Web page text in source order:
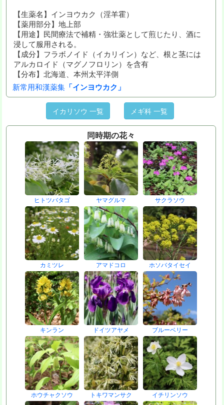
【生薬名】インヨウカク（淫羊霍）
【薬用部分】地上部
【用途】民間療法で補精・強壮薬として煎じたり、酒に
浸して服用される。
【成分】フラボノイド（イカリイン）など、根と茎には
アルカロイド（マグノフロリン）を含有
【分布】北海道、本州太平洋側
新常用和漢薬集 「インヨウカク」
イカリソウ 一覧 メギ科 一覧
同時期の花々
ヒトツバタゴ ヤマグルマ サクラソウ
カミツレ アマドコロ ホソバタイセイ
キンラン ドイツアヤメ ブルーベリー
ホウチャクソウ トキワマンサク イチリンソウ